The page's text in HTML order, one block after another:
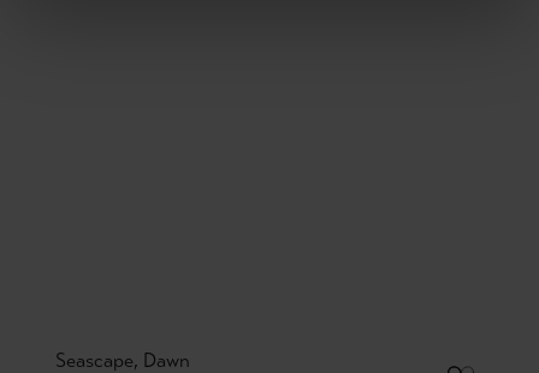
Seascape, Dawn